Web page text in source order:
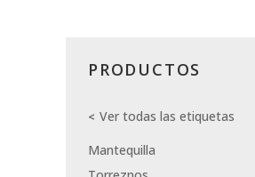
PRODUCTOS
Ver todas las etiquetas
Mantequilla